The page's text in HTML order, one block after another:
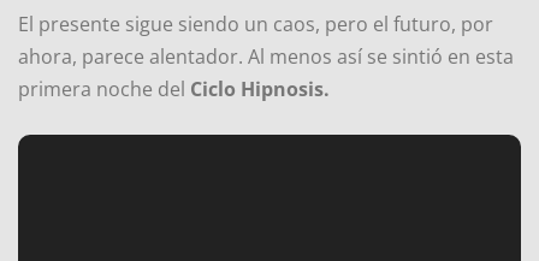
El presente sigue siendo un caos, pero el futuro, por
ahora, parece alentador. Al menos así se sintió en esta
primera noche del Ciclo Hipnosis.